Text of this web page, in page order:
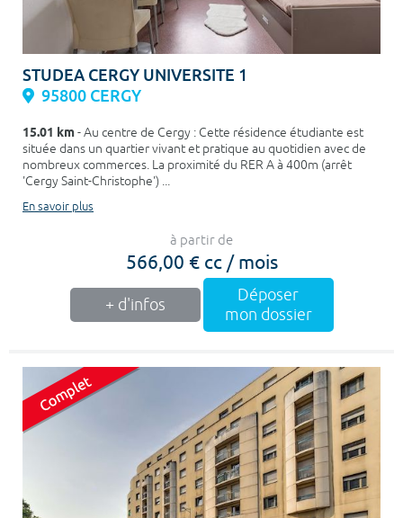
STUDEA CERGY UNIVERSITE 1
95800 CERGY
15.01 km- Au centre de Cergy : Cette résidence étudiante est
située dans un quartier vivant et pratique au quotidien avec de
nombreux commerces. La proximité du RER A à 400m (arrêt
'Cergy Saint-Christophe') ...
En savoir plus
à partir de
566,00 € cc / mois
+ d'infos
Déposer
mon dossier